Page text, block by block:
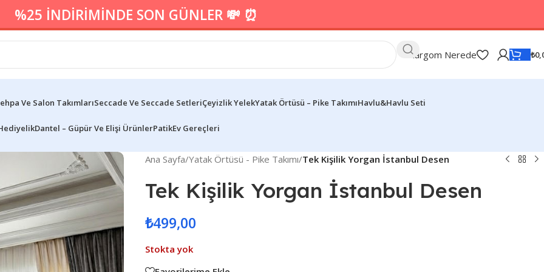
%25 İNDİRİMİNDE SON GÜNLER 💸 ⏰
Kargom Nerede ₺
Ve Salon TakımlarıSeccade Ve Seccade SetleriÇeyizlik YelekYatak Örtüsü – Pike TakımıHavlu&Havlu Seti
Dantel – Güpür Ve Elişi ÜrünlerPatikEv Gereçleri
Ana Sayfa/Yatak Örtüsü - Pike Takımı/Tek Kişilik Yorgan İstanbul Desen
Tek Kişilik Yorgan İstanbul Desen
₺499,00
Stokta yok